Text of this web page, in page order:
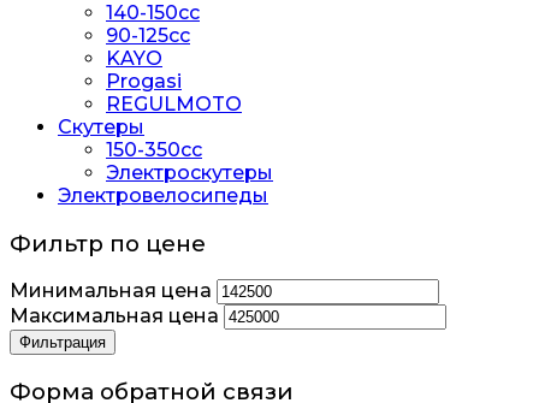
140-150сс
90-125cc
KAYO
Progasi
REGULMOTO
Скутеры
150-350cc
Электроскутеры
Электровелосипеды
Фильтр по цене
Минимальная цена
Максимальная цена
Фильтрация
Форма обратной связи